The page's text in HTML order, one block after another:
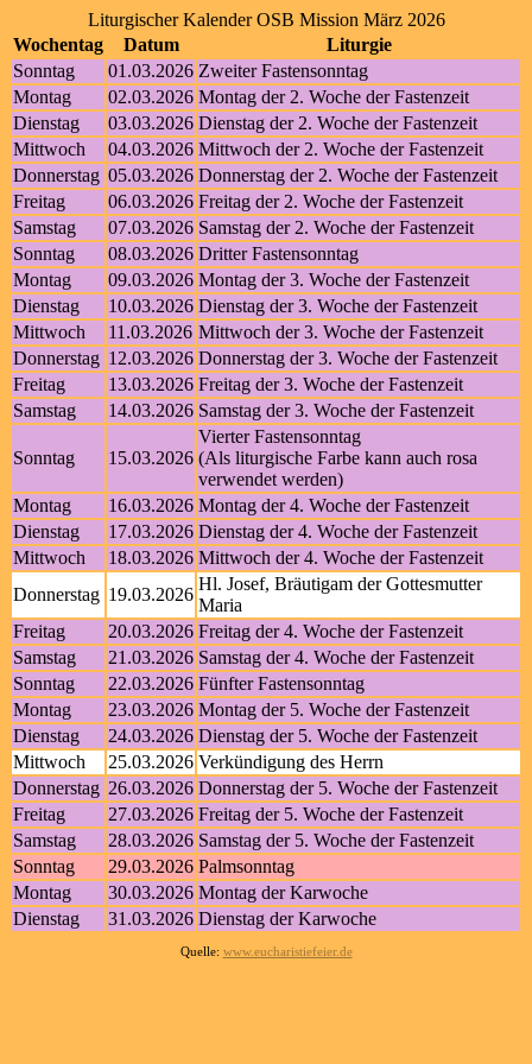
Liturgischer Kalender OSB Mission März 2026
Wochentag
Datum
Liturgie
Sonntag
01.03.2026 Zweiter Fastensonntag
Montag
02.03.2026 Montag der 2. Woche der Fastenzeit
Dienstag
03.03.2026 Dienstag der 2. Woche der Fastenzeit
Mittwoch
04.03.2026 Mittwoch der 2. Woche der Fastenzeit
Donnerstag 05.03.2026 Donnerstag der 2. Woche der Fastenzeit
Freitag
06.03.2026 Freitag der 2. Woche der Fastenzeit
Samstag
07.03.2026 Samstag der 2. Woche der Fastenzeit
Sonntag
08.03.2026 Dritter Fastensonntag
Montag
09.03.2026 Montag der 3. Woche der Fastenzeit
Dienstag
10.03.2026 Dienstag der 3. Woche der Fastenzeit
Mittwoch
11.03.2026 Mittwoch der 3. Woche der Fastenzeit
Donnerstag 12.03.2026 Donnerstag der 3. Woche der Fastenzeit
Freitag
13.03.2026 Freitag der 3. Woche der Fastenzeit
Samstag
14.03.2026 Samstag der 3. Woche der Fastenzeit
Sonntag 15.03.2026
Vierter Fastensonntag
(Als liturgische Farbe kann auch rosa
verwendet werden)
Montag
16.03.2026 Montag der 4. Woche der Fastenzeit
Dienstag
17.03.2026 Dienstag der 4. Woche der Fastenzeit
Mittwoch
18.03.2026 Mittwoch der 4. Woche der Fastenzeit
Donnerstag 19.03.2026
Hl. Josef, Bräutigam der Gottesmutter
Maria
Freitag
20.03.2026 Freitag der 4. Woche der Fastenzeit
Samstag
21.03.2026 Samstag der 4. Woche der Fastenzeit
Sonntag
22.03.2026 Fünfter Fastensonntag
Montag
23.03.2026 Montag der 5. Woche der Fastenzeit
Dienstag
24.03.2026 Dienstag der 5. Woche der Fastenzeit
Mittwoch
25.03.2026 Verkündigung des Herrn
Donnerstag 26.03.2026 Donnerstag der 5. Woche der Fastenzeit
Freitag
27.03.2026 Freitag der 5. Woche der Fastenzeit
Samstag
28.03.2026 Samstag der 5. Woche der Fastenzeit
Sonntag
29.03.2026 Palmsonntag
Montag
30.03.2026 Montag der Karwoche
Dienstag
31.03.2026 Dienstag der Karwoche
Quelle: www.eucharistiefeier.de